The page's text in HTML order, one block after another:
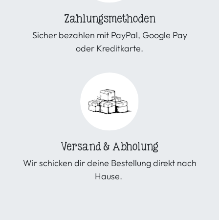
Zahlungsmethoden
Sicher bezahlen mit PayPal, Google Pay
oder Kreditkarte.
Versand & Abholung
Wir schicken dir deine Bestellung direkt nach
Hause.